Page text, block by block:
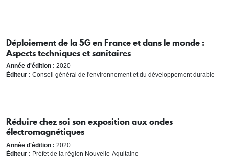
Déploiement de la 5G en France et dans le monde :
Aspects techniques et sanitaires
Année d'édition : 2020
Éditeur : Conseil général de l'environnement et du développement durable
Réduire chez soi son exposition aux ondes
électromagnétiques
Année d'édition : 2020
Éditeur : Préfet de la région Nouvelle-Aquitaine